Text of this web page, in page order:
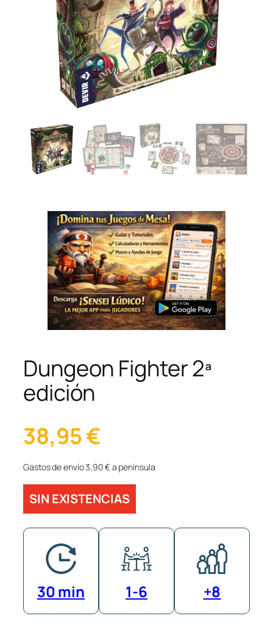
Dungeon Fighter 2ª
edición
38,95€
Gastos de envío 3,90 € a península
SIN EXISTENCIAS
30 min 1-6 +8